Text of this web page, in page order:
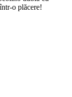
o plăcere!